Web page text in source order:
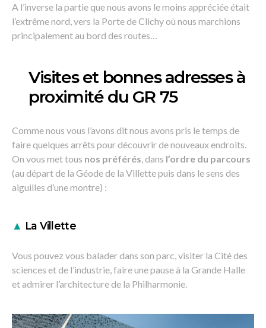
A l’inverse la partie que nous avons le moins appréciée était
l’extrême nord, vers la Porte de Clichy où nous marchions
principalement au bord des routes…
Visites et bonnes adresses à
proximité du GR 75
Comme nous vous l’avons dit nous avons pris le temps de
faire quelques arrêts pour découvrir de nouveaux endroits.
On vous met tous nos préférés , dans l’ordre du parcours
(au départ de la Géode de la Villette puis dans le sens des
aiguilles d’une montre) :
▲ La Villette
Vous pouvez vous balader dans son parc, visiter la Cité des
sciences et de l’industrie, faire une pause à la Grande Halle
et admirer l’architecture de la Philharmonie.